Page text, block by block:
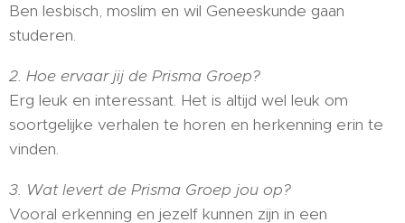
Ben lesbisch, moslim en wil Geneeskunde gaan
studeren.
2. Hoe ervaar jij de Prisma Groep?
Erg leuk en interessant. Het is altijd wel leuk om
soortgelijke verhalen te horen en herkenning erin te
vinden.
3. Wat levert de Prisma Groep jou op?
Vooral erkenning en jezelf kunnen zijn in een